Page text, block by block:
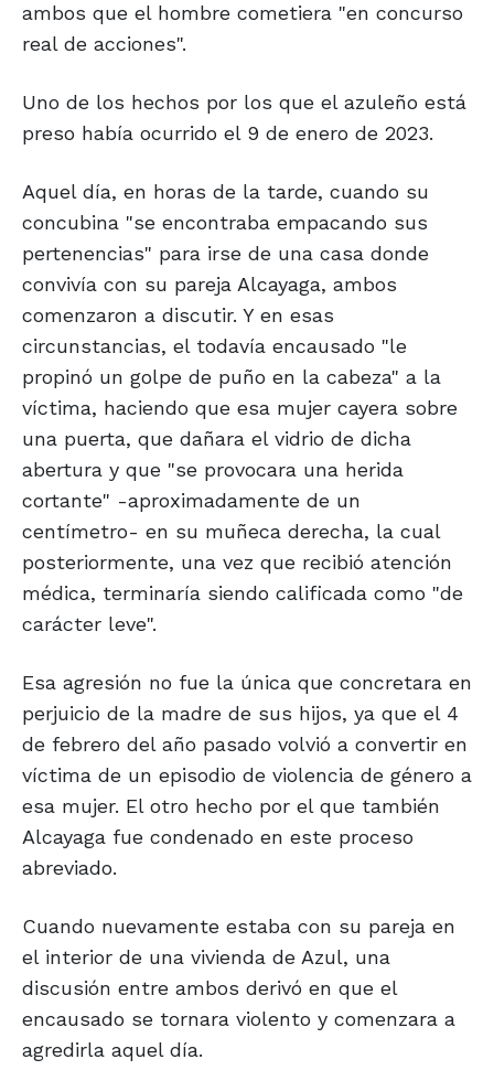
ambos que el hombre cometiera "en concurso
real de acciones".
Uno de los hechos por los que el azuleño está
preso había ocurrido el 9 de enero de 2023.
Aquel día, en horas de la tarde, cuando su
concubina "se encontraba empacando sus
pertenencias" para irse de una casa donde
convivía con su pareja Alcayaga, ambos
comenzaron a discutir. Y en esas
circunstancias, el todavía encausado "le
propinó un golpe de puño en la cabeza" a la
víctima, haciendo que esa mujer cayera sobre
una puerta, que dañara el vidrio de dicha
abertura y que "se provocara una herida
cortante" -aproximadamente de un
centímetro- en su muñeca derecha, la cual
posteriormente, una vez que recibió atención
médica, terminaría siendo calificada como "de
carácter leve".
Esa agresión no fue la única que concretara en
perjuicio de la madre de sus hijos, ya que el 4
de febrero del año pasado volvió a convertir en
víctima de un episodio de violencia de género a
esa mujer. El otro hecho por el que también
Alcayaga fue condenado en este proceso
abreviado.
Cuando nuevamente estaba con su pareja en
el interior de una vivienda de Azul, una
discusión entre ambos derivó en que el
encausado se tornara violento y comenzara a
agredirla aquel día.